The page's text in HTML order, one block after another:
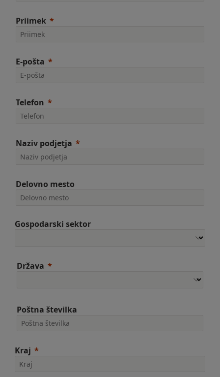
Priimek
E-pošta
Telefon
Naziv podjetja
Delovno mesto
Gospodarski sektor
Država
Poštna številka
Kraj